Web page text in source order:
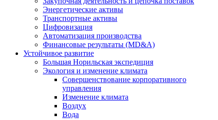
Энергетические активы
Транспортные активы
Цифровизация
Автоматизация производства
Финансовые результаты (MD&A)
Устойчивое развитие
Большая Норильская экспедиция
Экология и изменение климата
Совершенствование корпоративного
управления
Изменение климата
Воздух
Вода